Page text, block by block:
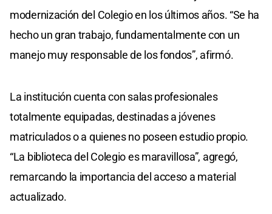
modernización del Colegio en los últimos años. “Se ha
hecho un gran trabajo, fundamentalmente con un
manejo muy responsable de los fondos”, afirmó.
La institución cuenta con salas profesionales
totalmente equipadas, destinadas a jóvenes
matriculados o a quienes no poseen estudio propio.
“La biblioteca del Colegio es maravillosa”, agregó,
remarcando la importancia del acceso a material
actualizado.